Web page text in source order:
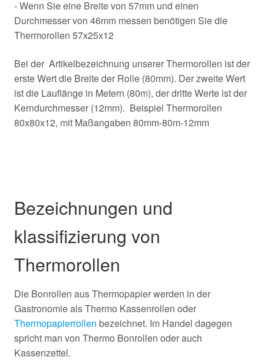
- Wenn Sie eine Breite von 57mm und einen
Durchmesser von 46mm messen benötigen Sie die
Thermorollen 57x25x12
Bei der Artikelbezeichnung unserer Thermorollen ist der
erste Wert die Breite der Rolle (80mm). Der zweite Wert
ist die Lauflänge in Metern (80m), der dritte Werte ist der
Kerndurchmesser (12mm). Beispiel Thermorollen
80x80x12, mit Maßangaben 80mm-80m-12mm
Bezeichnungen und
klassifizierung von
Thermorollen
Die Bonrollen aus Thermopapier werden in der
Gastronomie als Thermo Kassenrollen oder
Thermopapierrollen bezeichnet. Im Handel dagegen
spricht man von Thermo Bonrollen oder auch
Kassenzettel.